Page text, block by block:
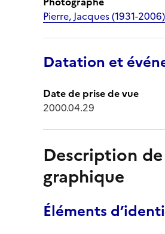
Pierre, Jacques (1931-2006)
Datation et
Date de prise de vue
2000.04.29
Description
graphique
Éléments